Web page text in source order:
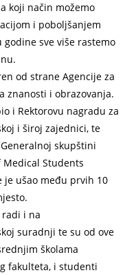
koji način možemo
i poboljšanjem
sve više rastemo
od strane Agencije za
znanosti i obrazovanja.
i Rektorovu nagradu za
i široj zajednici, te
skupštini
Medical Students
je ušao među prvih 10
radi i na
suradnji te su od ove
školama
fakulteta, i studenti